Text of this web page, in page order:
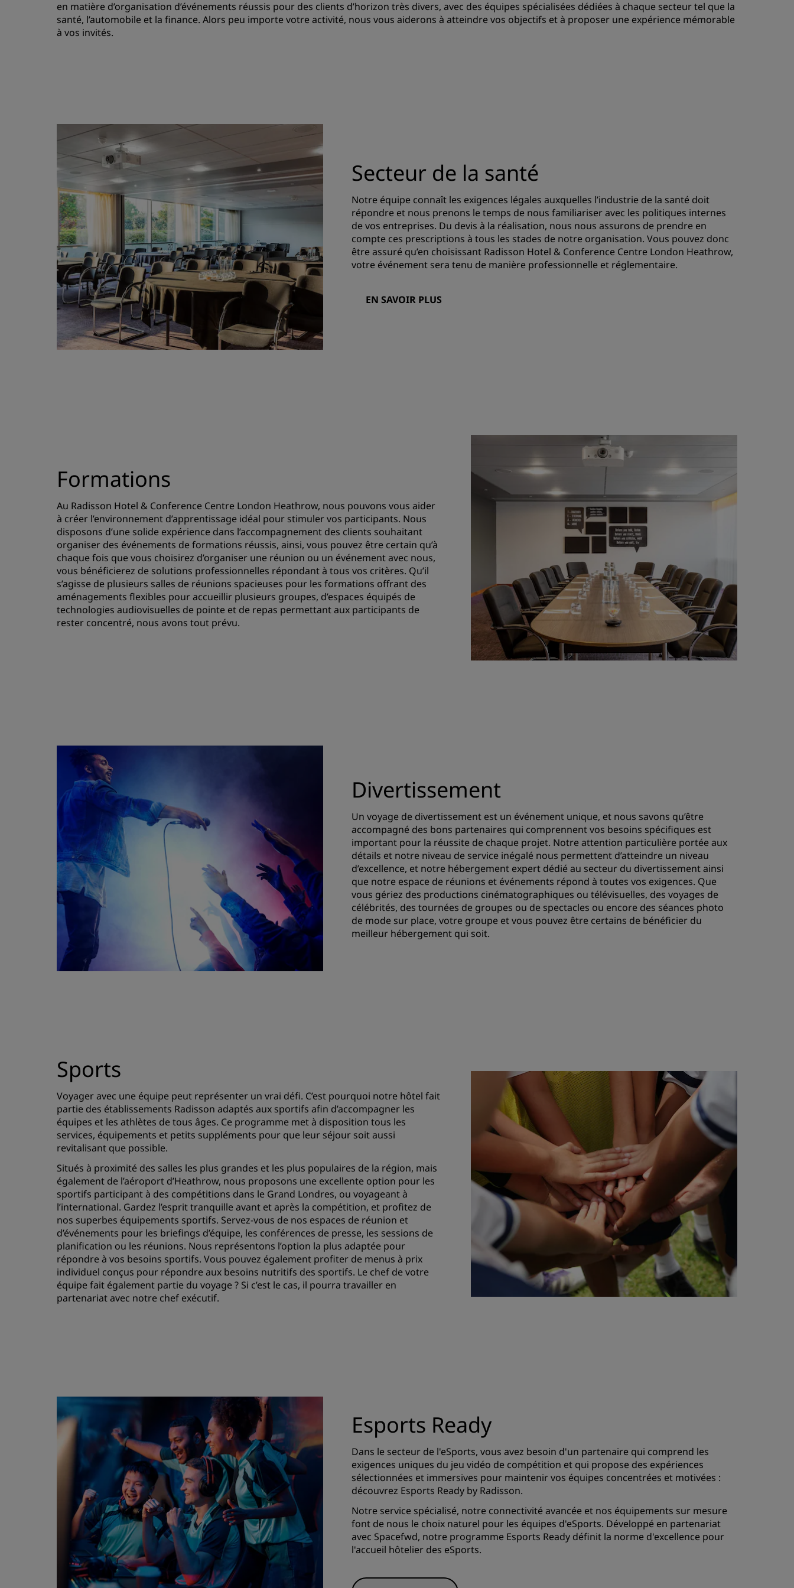
ADHÉRER
en matière d’organisation d’événements réussis pour des clients d’horizon très divers, avec des équipes spécialisées dédiées à chaque secteur tel que la
santé, l’automobile et la finance. Alors peu importe votre activité, nous vous aiderons à atteindre vos objectifs et à proposer une expérience mémorable
à vos invités.
Secteur de la santé
Notre équipe connaît les exigences légales auxquelles l’industrie de la santé doit
répondre et nous prenons le temps de nous familiariser avec les politiques internes
de vos entreprises. Du devis à la réalisation, nous nous assurons de prendre en
compte ces prescriptions à tous les stades de notre organisation. Vous pouvez donc
être assuré qu’en choisissant Radisson Hotel & Conference Centre London Heathrow,
votre événement sera tenu de manière professionnelle et réglementaire.
EN SAVOIR PLUS
Formations
Au Radisson Hotel & Conference Centre London Heathrow, nous pouvons vous aider
à créer l’environnement d’apprentissage idéal pour stimuler vos participants. Nous
disposons d’une solide expérience dans l’accompagnement des clients souhaitant
organiser des événements de formations réussis, ainsi, vous pouvez être certain qu’à
chaque fois que vous choisirez d’organiser une réunion ou un événement avec nous,
vous bénéficierez de solutions professionnelles répondant à tous vos critères. Qu’il
s’agisse de plusieurs salles de réunions spacieuses pour les formations offrant des
aménagements flexibles pour accueillir plusieurs groupes, d’espaces équipés de
technologies audiovisuelles de pointe et de repas permettant aux participants de
rester concentré, nous avons tout prévu.
Divertissement
Un voyage de divertissement est un événement unique, et nous savons qu’être
accompagné des bons partenaires qui comprennent vos besoins spécifiques est
important pour la réussite de chaque projet. Notre attention particulière portée aux
détails et notre niveau de service inégalé nous permettent d’atteindre un niveau
d’excellence, et notre hébergement expert dédié au secteur du divertissement ainsi
que notre espace de réunions et événements répond à toutes vos exigences. Que
vous gériez des productions cinématographiques ou télévisuelles, des voyages de
célébrités, des tournées de groupes ou de spectacles ou encore des séances photo
de mode sur place, votre groupe et vous pouvez être certains de bénéficier du
meilleur hébergement qui soit.
Sports
Voyager avec une équipe peut représenter un vrai défi. C’est pourquoi notre hôtel fait
partie des établissements Radisson adaptés aux sportifs afin d’accompagner les
équipes et les athlètes de tous âges. Ce programme met à disposition tous les
services, équipements et petits suppléments pour que leur séjour soit aussi
revitalisant que possible.
Situés à proximité des salles les plus grandes et les plus populaires de la région, mais
également de l’aéroport d’Heathrow, nous proposons une excellente option pour les
sportifs participant à des compétitions dans le Grand Londres, ou voyageant à
l’international. Gardez l’esprit tranquille avant et après la compétition, et profitez de
nos superbes équipements sportifs. Servez-vous de nos espaces de réunion et
d’événements pour les briefings d’équipe, les conférences de presse, les sessions de
planification ou les réunions. Nous représentons l’option la plus adaptée pour
répondre à vos besoins sportifs. Vous pouvez également profiter de menus à prix
individuel conçus pour répondre aux besoins nutritifs des sportifs. Le chef de votre
équipe fait également partie du voyage ? Si c’est le cas, il pourra travailler en
partenariat avec notre chef exécutif.
Esports Ready
Dans le secteur de l'eSports, vous avez besoin d'un partenaire qui comprend les
exigences uniques du jeu vidéo de compétition et qui propose des expériences
sélectionnées et immersives pour maintenir vos équipes concentrées et motivées :
découvrez Esports Ready by Radisson.
Notre service spécialisé, notre connectivité avancée et nos équipements sur mesure
font de nous le choix naturel pour les équipes d'eSports. Développé en partenariat
avec Spacefwd, notre programme Esports Ready définit la norme d'excellence pour
l'accueil hôtelier des eSports.